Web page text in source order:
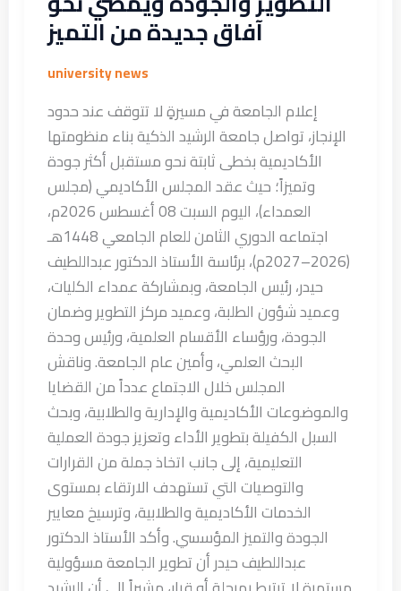
آفاق جديدة من التميز
university news
إعلام الجامعة في مسيرةٍ لا تتوقف عند حدود
الإنجاز، تواصل جامعة الرشيد الذكية بناء منظومتها
الأكاديمية بخطى ثابتة نحو مستقبل أكثر جودة
وتميزاً؛ حيث عقد المجلس الأكاديمي (مجلس
العمداء)، اليوم السبت 08 أغسطس 2026م،
اجتماعه الدوري الثامن للعام الجامعي 1448هـ
(2026–2027م)، برئاسة الأستاذ الدكتور عبداللطيف
حيدر، رئيس الجامعة، وبمشاركة عمداء الكليات،
وعميد شؤون الطلبة، وعميد مركز التطوير وضمان
الجودة، ورؤساء الأقسام العلمية، ورئيس وحدة
البحث العلمي، وأمين عام الجامعة. وناقش
المجلس خلال الاجتماع عدداً من القضايا
والموضوعات الأكاديمية والإدارية والطلابية، وبحث
السبل الكفيلة بتطوير الأداء وتعزيز جودة العملية
التعليمية، إلى جانب اتخاذ جملة من القرارات
والتوصيات التي تستهدف الارتقاء بمستوى
الخدمات الأكاديمية والطلابية، وترسيخ معايير
الجودة والتميز المؤسسي. وأكد الأستاذ الدكتور
عبداللطيف حيدر أن تطوير الجامعة مسؤولية
من
التميز